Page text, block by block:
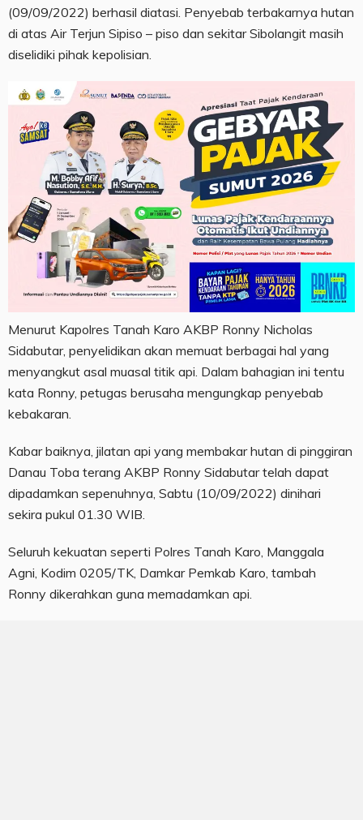
(09/09/2022) berhasil diatasi. Penyebab terbakarnya hutan
di atas Air Terjun Sipiso – piso dan sekitar Sibolangit masih
diselidiki pihak kepolisian.
Menurut Kapolres Tanah Karo AKBP Ronny Nicholas
Sidabutar, penyelidikan akan memuat berbagai hal yang
menyangkut asal muasal titik api. Dalam bahagian ini tentu
kata Ronny, petugas berusaha mengungkap penyebab
kebakaran.
Kabar baiknya, jilatan api yang membakar hutan di pinggiran
Danau Toba terang AKBP Ronny Sidabutar telah dapat
dipadamkan sepenuhnya, Sabtu (10/09/2022) dinihari
sekira pukul 01.30 WIB.
Seluruh kekuatan seperti Polres Tanah Karo, Manggala
Agni, Kodim 0205/TK, Damkar Pemkab Karo, tambah
Ronny dikerahkan guna memadamkan api.